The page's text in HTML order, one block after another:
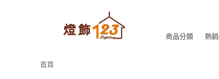
商品分類 熱
首頁